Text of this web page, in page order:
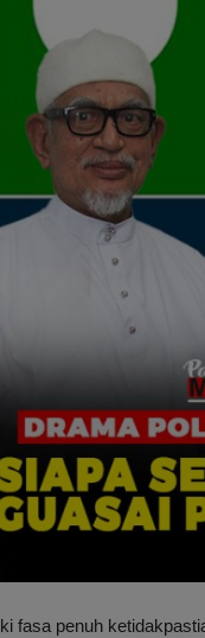
fasa penuh